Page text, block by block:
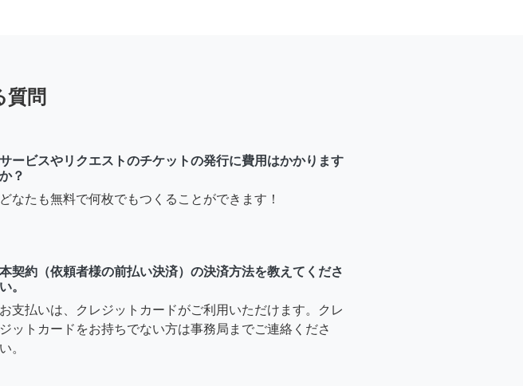
質問
サービスやリクエストのチケットの発行に費用はかかります
か？
どなたも無料で何枚でもつくることができます！
本契約（依頼者様の前払い決済）の決済方法を教えてくださ
い。
お支払いは、クレジットカードがご利用いただけます。クレ
ジットカードをお持ちでない方は事務局までご連絡くださ
い。